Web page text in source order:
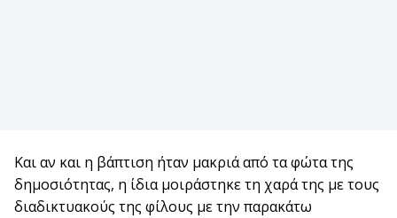
Και αν και η βάπτιση ήταν μακριά από τα φώτα της
δημοσιότητας, η ίδια μοιράστηκε τη χαρά της με τους
διαδικτυακούς της φίλους με την παρακάτω